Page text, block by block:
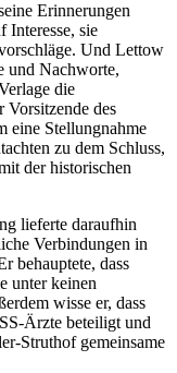
Erinnerungen
Interesse, sie
Und Lettow
und Nachworte,
die
Vorsitzende des
eine Stellungnahme
zu dem Schluss,
der historischen
lieferte daraufhin
Verbindungen in
behauptete, dass
unter keinen
wisse er, dass
Ärzte beteiligt und
Struthof gemeinsame